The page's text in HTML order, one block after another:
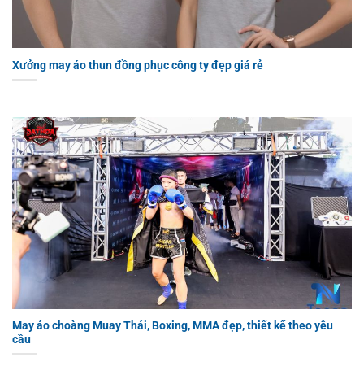
Xưởng may áo thun đồng phục công ty đẹp giá rẻ
May áo choàng Muay Thái, Boxing, MMA đẹp, thiết kế theo yêu
cầu